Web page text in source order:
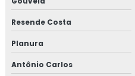
Resende Costa
Planura
Antônio Carlos